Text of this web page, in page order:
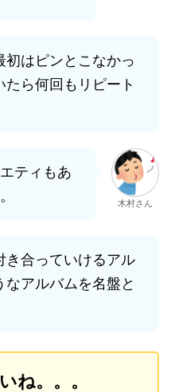
初はピンとこなかっ
たら何回もリピート
ティもあ
木村さん
き合っていけるアル
アルバムを名盤と
ね。。。